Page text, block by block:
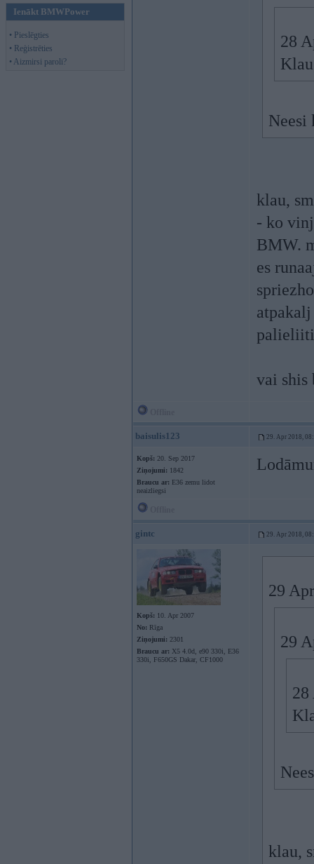
Ienākt BMWPower
• Pieslēgties
• Reģistrēties
• Aizmirsi paroli?
28
Neesi
klau,
- ko
BMW.
es
vai shis
baisulis123 29. Apr 2018,
Kopš: 20. Sep 2017
Ziņojumi: 1842
Braucu ar: E36 zemu lidot
neaizliegsi
gintc 29. Apr 2018,
Kopš: 10. Apr 2007
No: Rīga
Ziņojumi: 2301
Braucu ar: X5 4.0d, e90 330i, E36
330i, F650GS Dakar, CF1000
29
29
28
klau,